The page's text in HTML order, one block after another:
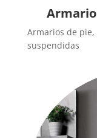
Armarios de
suspendidas